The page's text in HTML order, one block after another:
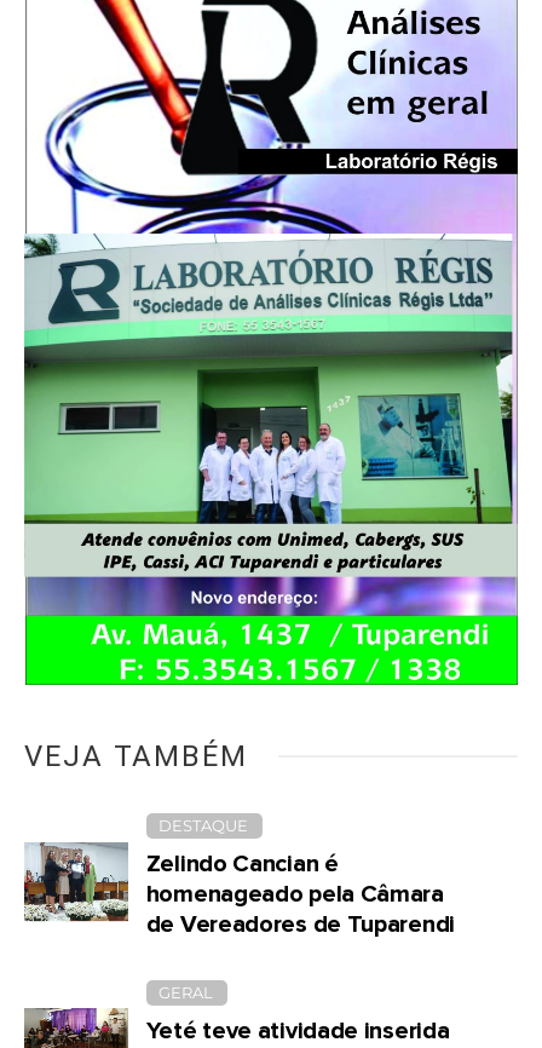
VEJA TAMBÉM
DESTAQUE
Zelindo Cancian é
homenageado pela Câmara
de Vereadores de Tuparendi
GERAL
Yeté teve atividade inserida